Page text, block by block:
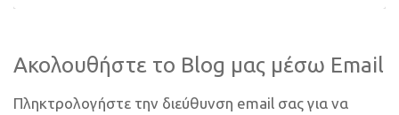
Ακολουθήστε το Blog μας μέσω Email
Πληκτρολογήστε την διεύθυνση email σας για να